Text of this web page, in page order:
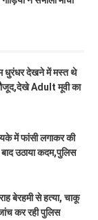
धुरंधर देखने में मस्त थे
Adult मूवी का
में फांसी लगाकर की
उठाया कदम,पुलिस
बेरहमी से हत्या, चाकू
कर रही पुलिस